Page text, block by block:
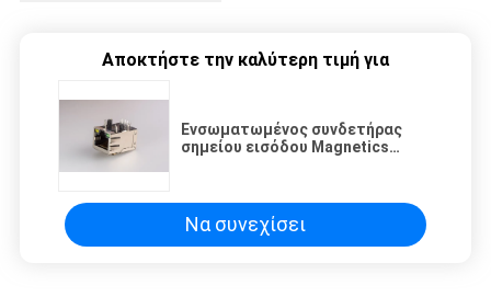
Αποκτήστε την καλύτερη τιμή για
Ενσωματωμένος συνδετήρας
σημείου εισόδου Magnetics
μετασχηματιστές των
οδηγήσεων
Να συνεχίσει